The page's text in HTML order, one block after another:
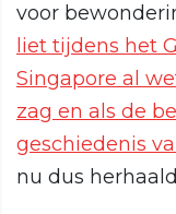
voor
liet tijdens het
Singapore al
zag en als de
geschiedenis
nu dus